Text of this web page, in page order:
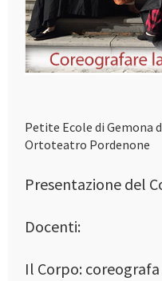
Petite Ecole di Gemona
Ortoteatro Pordenone
Presentazione del
Docenti:
Il Corpo: